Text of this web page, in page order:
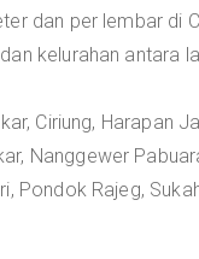
dan per lembar di
kelurahan antara
Ciriung, Harapan
Nanggewer
Pondok Rajeg,